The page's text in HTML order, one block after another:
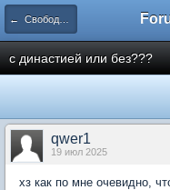
← Свободное общение / Free speak
с династией или без???
qwer1
19 июл 2025
хз как по мне очевидно,